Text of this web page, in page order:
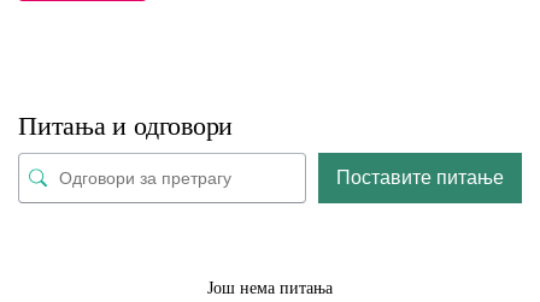
Питања и одговори
Поставите питање
Још нема питања